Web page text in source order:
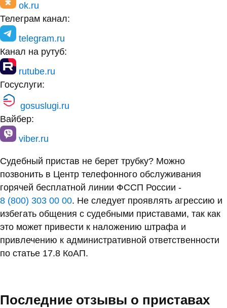
ok.ru
Телеграм канал:
telegram.ru
Канал на рутуб:
rutube.ru
Госуслуги:
gosuslugi.ru
Вайбер:
viber.ru
Судебный пристав не берет трубку? Можно
позвонить в Центр телефонного обслуживания
горячей бесплатной линии ФССП России -
8 (800) 303 00 00. Не следует проявлять агрессию и
избегать общения с судебными приставами, так как
это может привести к наложению штрафа и
привлечению к административной ответственности
по статье 17.8 КоАП.
Последние отзывы о приставах